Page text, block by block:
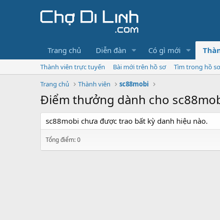
Trang chủ Diễn đàn Có gì mới
Thành viên trực tuyến Bài mới trên hồ sơ
Tìm trong hồ
Trang chủ
Thành viên sc88mobi
Điểm thưởng dành cho
sc88mobi chưa được trao bất kỳ danh hiệu nào.
Tổng điểm: 0